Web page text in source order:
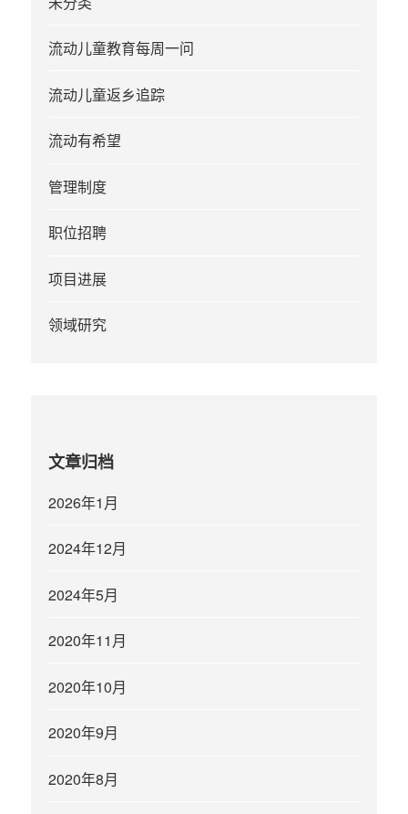
流动儿童教育每周一问
流动儿童返乡追踪
流动有希望
管理制度
职位招聘
项目进展
领域研究
文章归档
2026年1月
2024年12月
2024年5月
2020年11月
2020年10月
2020年9月
2020年8月